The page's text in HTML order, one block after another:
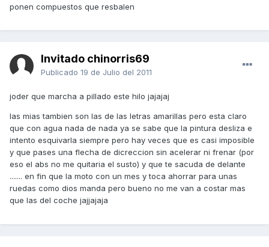
ponen compuestos que resbalen
Invitado chinorris69
Publicado 19 de Julio del 2011
joder que marcha a pillado este hilo jajajaj
las mias tambien son las de las letras amarillas pero esta claro
que con agua nada de nada ya se sabe que la pintura desliza e
intento esquivarla siempre pero hay veces que es casi imposible
y que pases una flecha de dicreccion sin acelerar ni frenar (por
eso el abs no me quitaria el susto) y que te sacuda de delante
....... en fin que la moto con un mes y toca ahorrar para unas
ruedas como dios manda pero bueno no me van a costar mas
que las del coche jajjajaja